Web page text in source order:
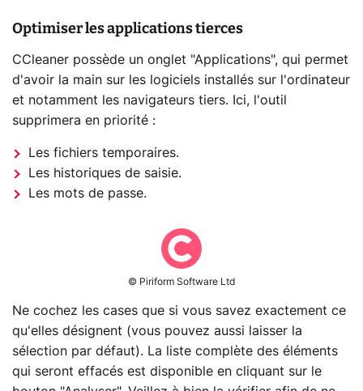
Optimiser les applications tierces
CCleaner possède un onglet "Applications", qui permet
d'avoir la main sur les logiciels installés sur l'ordinateur
et notamment les navigateurs tiers. Ici, l'outil
supprimera en priorité :
Les fichiers temporaires.
Les historiques de saisie.
Les mots de passe.
© Piriform Software Ltd
Ne cochez les cases que si vous savez exactement ce
qu'elles désignent (vous pouvez aussi laisser la
sélection par défaut). La liste complète des éléments
qui seront effacés est disponible en cliquant sur le